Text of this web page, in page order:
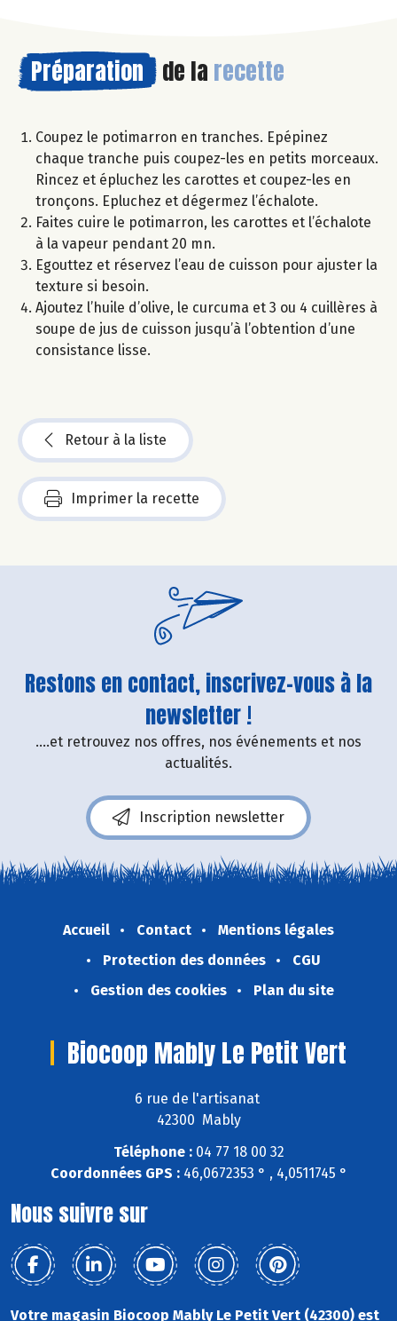
Préparation de la recette
Coupez le potimarron en tranches. Epépinez
chaque tranche puis coupez-les en petits morceaux.
Rincez et épluchez les carottes et coupez-les en
tronçons. Epluchez et dégermez l’échalote.
Faites cuire le potimarron, les carottes et l’échalote
à la vapeur pendant 20 mn.
Egouttez et réservez l’eau de cuisson pour ajuster la
texture si besoin.
Ajoutez l’huile d’olive, le curcuma et 3 ou 4 cuillères à
soupe de jus de cuisson jusqu’à l’obtention d’une
consistance lisse.
Retour à la liste
Imprimer la recette
Restons en contact, inscrivez-vous à la
newsletter !
....et retrouvez nos offres, nos événements et nos
actualités.
Inscription newsletter
Accueil Contact
Mentions légales
Protection des données
CGU
Gestion des cookies
Plan du site
Biocoop Mably Le Petit Vert
6 rue de l'artisanat
42300 Mably
Téléphone :04 77 18 00 32
Coordonnées GPS :46,0672353 ° , 4,0511745 °
Nous suivre sur
Votre magasin Biocoop Mably Le Petit Vert (42300) est